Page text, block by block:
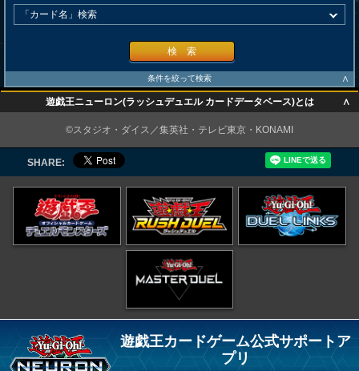
検 索
条件を絞って検索 ∧
遊戯王ニューロン(ラッシュデュエル カードデータベース)とは ∧
©スタジオ・ダイス／集英社・テレビ東京・KONAMI
SHARE:
遊戯王カードゲーム公式サポートア
プリ